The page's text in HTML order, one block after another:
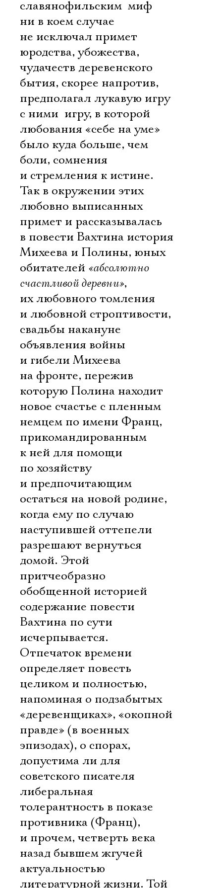
славянофильским  миф
ни в коем случае
не исключал примет
юродства, убожества,
чудачеств деревенского
бытия, скорее напротив,
предполагал лукавую игру
с ними  игру, в которой
любования «себе на уме»
было куда больше, чем
боли, сомнения
и стремления к истине.
Так в окружении этих
любовно выписанных
примет и рассказывалась
в повести Вахтина история
Михеева и Полины, юных
обитателей «абсолютно
счастливой деревни»,
их любовного томления
и любовной строптивости,
свадьбы накануне
объявления войны
и гибели Михеева
на фронте, пережив
которую Полина находит
новое счастье с пленным
немцем по имени Франц,
прикомандированным
к ней для помощи
по хозяйству
и предпочитающим
остаться на новой родине,
когда ему по случаю
наступившей оттепели
разрешают вернуться
домой. Этой
притчеобразно
обобщенной историей
содержание повести
Вахтина по сути
исчерпывается.
Отпечаток времени
определяет повесть
целиком и полностью,
напоминая о подзабытых
«деревенщиках», «окопной
правде» (в военных
эпизодах), о спорах,
допустима ли для
советского писателя
либеральная
толерантность в показе
противника (Франц),
и прочем, четверть века
назад бывшем жгучей
актуальностью
литературной жизни. Той
Электропочта